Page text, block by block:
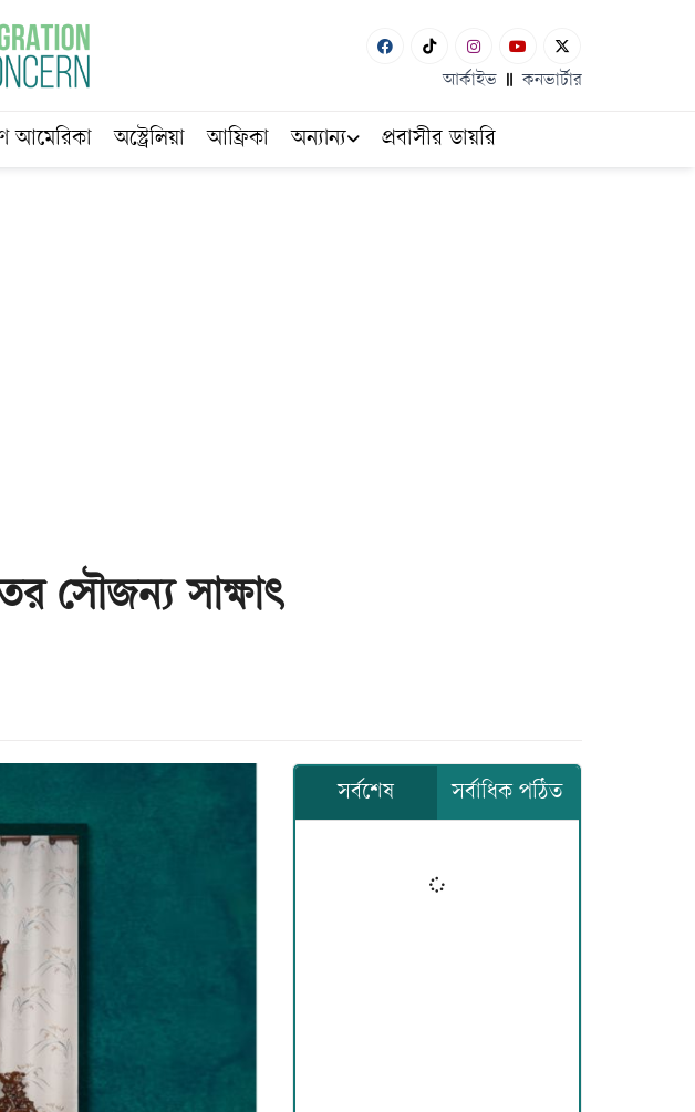
আর্কাইভ কনভার্টার
আমেরিকা অস্ট্রেলিয়া আফ্রিকা অন্যান্য প্রবাসীর ডায়রি
সৌজন্য সাক্ষাৎ
সর্বশেষ সর্বাধিক পঠিত